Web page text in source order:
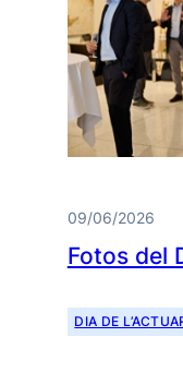
09/06/2026
Fotos del
DIA DE